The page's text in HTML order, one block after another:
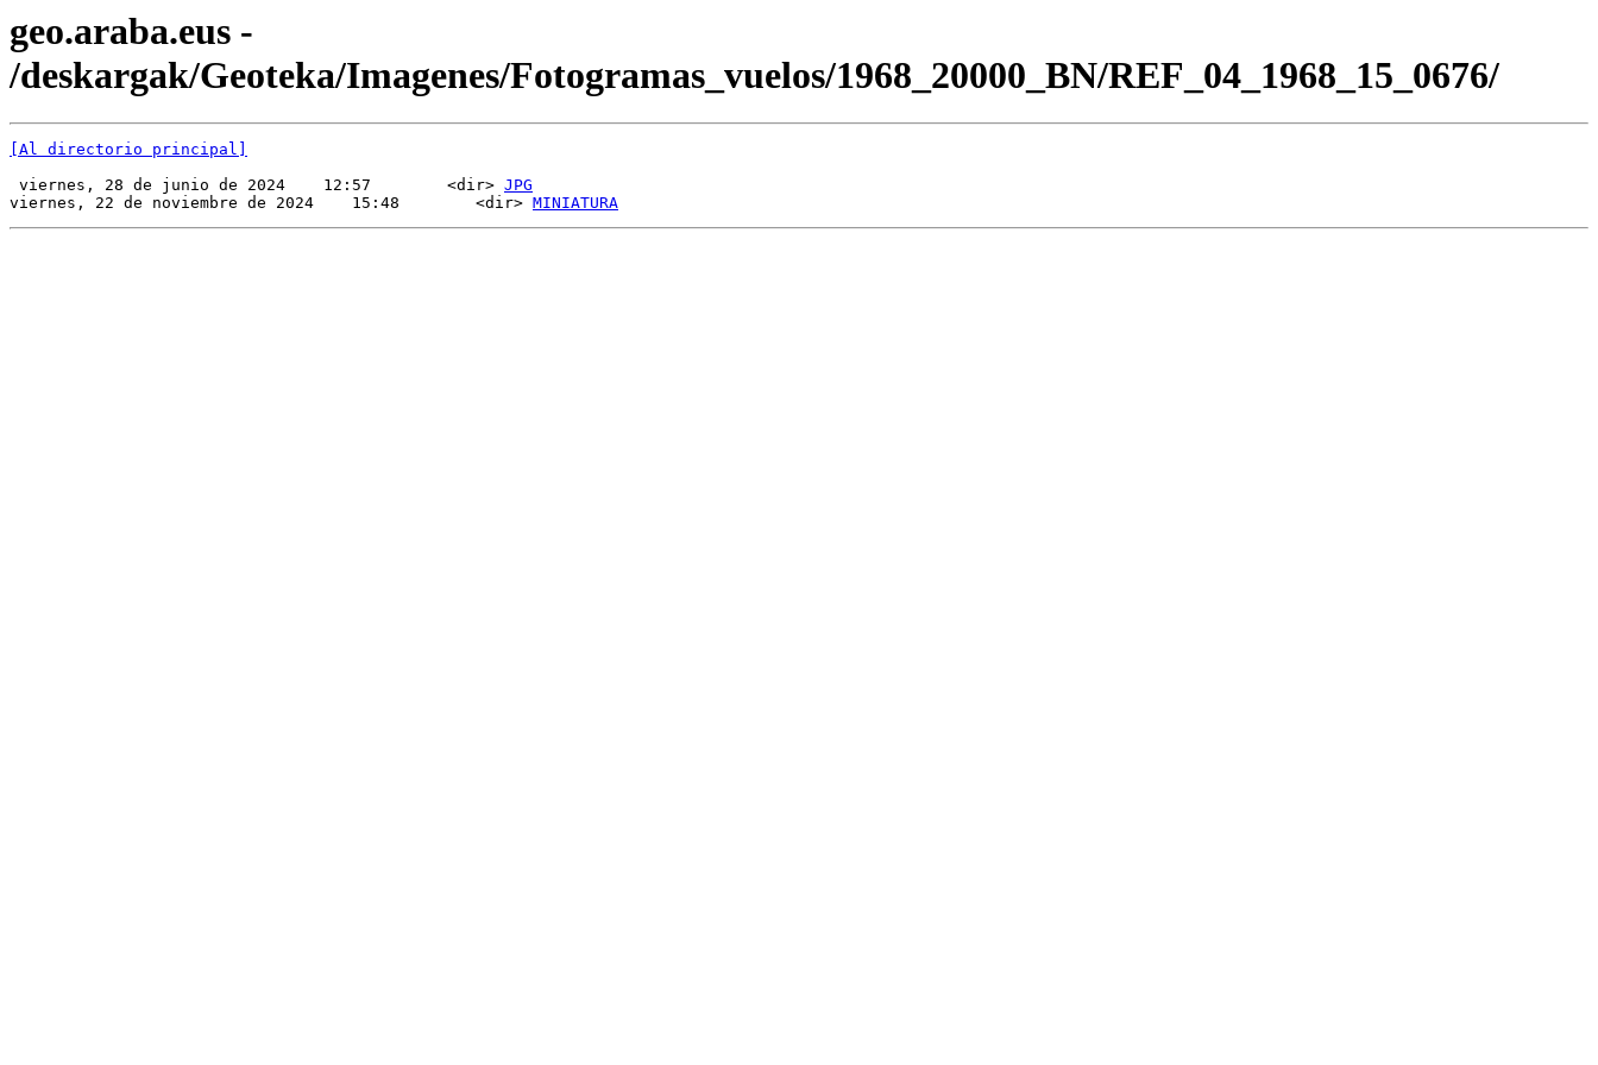
geo.araba.eus -
/deskargak/Geoteka/Imagenes/Fotogramas_vuelos/1968_20000_BN/REF_04_1968_15_0676/
[Al directorio principal]
viernes, 28 de junio de 2024    12:57        <dir> JPG
viernes, 22 de noviembre de 2024    15:48        <dir> MINIATURA